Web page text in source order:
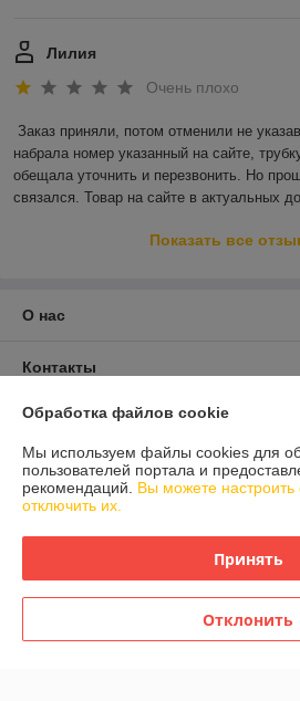
Лилия
Очень плохо
Заказ приняли, потом отменили не
набрала номер указанный на сайте,
обещала уточнить и перезвонить. Но
связался. Товар на сайте в актуальных
Показать все
О нас
Контакты
Доставка и оплата
График работы
Политика обработки cookies
Сайт создан на платформе Deal.by
Обработка файлов cookie
Мы используем файлы cookies для
пользователей портала и
рекомендаций. Вы можете
отключить их.
Принять
Отклонить